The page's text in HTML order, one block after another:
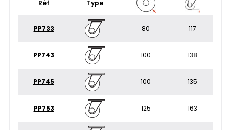
Réf Type
PP733 80 117
PP743 100 138
PP745 100 135
PP753 125 163